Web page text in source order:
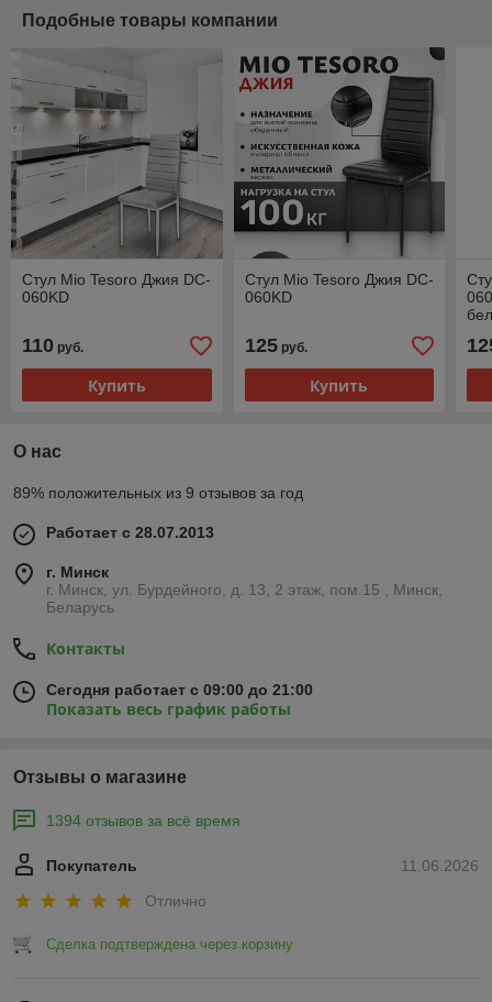
Подобные товары компании
Стул Mio Tesoro Джия DC-
060KD
110 руб.
Купить
Стул Mio Tesoro Джия DC-
060KD
125руб.
Купить
О нас
89% положительных из 9 отзывов за год
Работает с 28.07.2013
г. Минск
г. Минск, ул. Бурдейного, д. 13, 2 этаж, пом.15 , Минск,
Беларусь
Контакты
Сегодня работает с 09:00 до 21:00
Показать весь график работы
Отзывы о магазине
1394 отзывов за всё время
11.06.2026
Покупатель
Отлично
Сделка подтверждена через корзину